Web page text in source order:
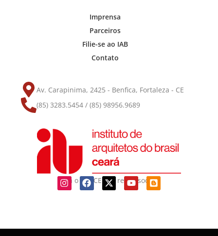
Siga o IAB-CE nas redes sociais
Imprensa
Parceiros
Filie-se ao IAB
Contato
Av. Carapinima, 2425 - Benfica, Fortaleza - CE
(85) 3283.5454 / (85) 98956.9689